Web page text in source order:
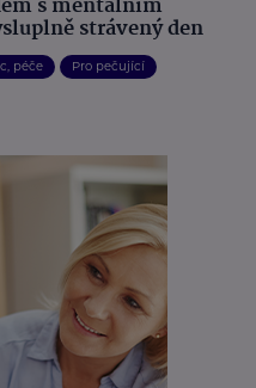
s mentálním
strávený den
péče Pro pečující